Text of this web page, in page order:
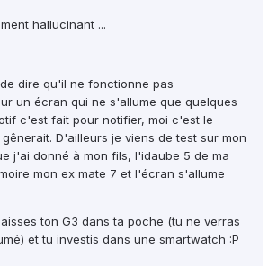
hallucinant ...
dire qu'il ne fonctionne pas
un écran qui ne s'allume que quelques
c'est fait pour notifier, moi c'est le
D'ailleurs je viens de test sur mon
j'ai donné à mon fils, l'idaube 5 de ma
mon ex mate 7 et l'écran s'allume
ton G3 dans ta poche (tu ne verras
et tu investis dans une smartwatch :P